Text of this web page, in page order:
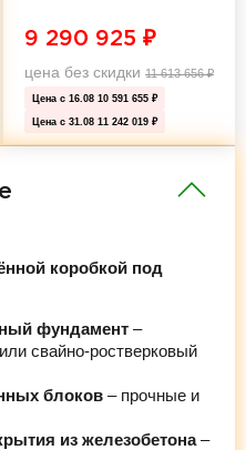
9 290 925 ₽
цена без скидки 11 613 656₽
Цена с 16.08 10 591 655 ₽
Цена с 31.08 11 242 019 ₽
коробкой под
фундамент –
свайно-ростверковый
блоков – прочные и
из железобетона–